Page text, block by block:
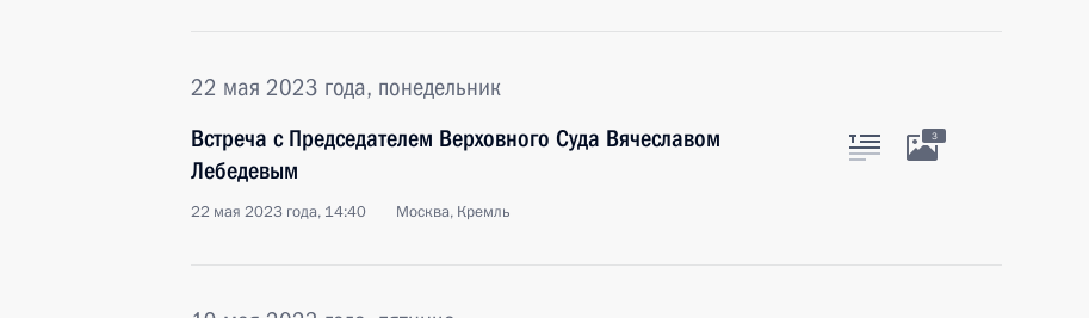
22 мая 2023 года, понедельник
Встреча с Председателем Верховного Суда Вячеславом
Лебедевым
22 мая 2023 года, 14:40 Москва, Кремль
3